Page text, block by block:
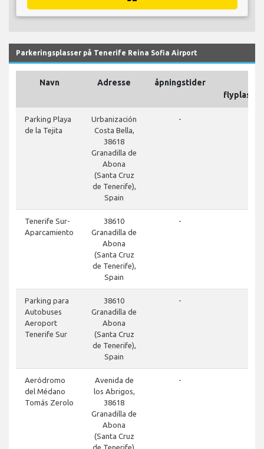
Parkeringsplasser på Tenerife Reina Sofia Airport
Navn Adresse åpningstider
Parking Playa
de la Tejita
Urbanización
Costa Bella,
38618
Granadilla de
Abona
(Santa Cruz
de Tenerife),
Spain
-
Tenerife Sur-
Aparcamiento
38610
Granadilla de
Abona
(Santa Cruz
de Tenerife),
Spain
-
Parking para
Autobuses
Aeroport
Tenerife Sur
38610
Granadilla de
Abona
(Santa Cruz
de Tenerife),
Spain
-
Aeródromo
del Médano
Tomás Zerolo
Avenida de
los Abrigos,
38618
Granadilla de
Abona
(Santa Cruz
de Tenerife),
-